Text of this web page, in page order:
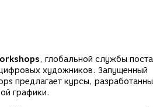
, глобальной службы
художников. Запущенный
предлагает курсы,
графики.